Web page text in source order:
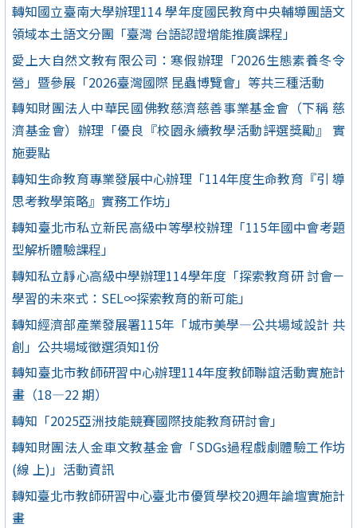
轉知國立臺南大學辦理114 學年度國民教育中央輔導團語文
領域本土語文分團「臺灣 台語認證增能推廣課程」
愛上大自然文教有限公司：寒假辦理「2026生態素養冬令
營」暨參展「2026臺灣國際 昆蟲博覽會」等共三種活動
轉知財團法人中華民國佛教慈濟慈善事業基金會（下稱 慈
濟基金會）辦理「優良『校園永續教學活動評選獎勵』 實
施要點
轉知生命教育專業發展中心辦理「114年度生命教育『引 導
思考教學策略』實務工作坊」
轉知臺北市私立新民高級中等學校辦理「115年國中會考題
型解析體驗課程」
轉知私立靜心高級中學辦理114學年度「探索教育研 討會－
學習的未來式：SEL∞探索教育的新可能」
轉知經濟部產業發展署115年「城市美學—公共場域設計 共
創」公共場域徵選須知1份
轉知臺北市教師研習中心辦理114年度教師聯誼活動實施計
畫（18—22 期）
轉知「2025亞洲技能競賽國際技能教育研討會」
轉知財團法人金車文教基金會「SDGs過程戲劇體驗工作坊
(線 上)」活動資訊
轉知臺北市教師研習中心臺北市優質學校20週年論壇實施計
畫